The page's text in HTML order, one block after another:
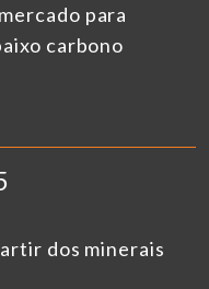
para
carbono
dos minerais